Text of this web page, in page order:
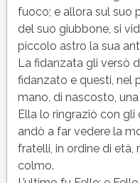
fuoco; e allora sul suo
del suo giubbone, si
piccolo astro la sua
La fidanzata gli versò
fidanzato e questi, nel
mano, di nascosto, una
Ella lo ringraziò con gli
andò a far vedere la
fratelli, in ordine di
colmo.